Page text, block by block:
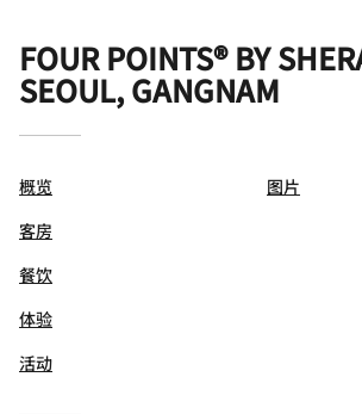
FOUR POINTS® BY
SEOUL, GANGNAM
概览
客房
餐饮
体验
活动
图片